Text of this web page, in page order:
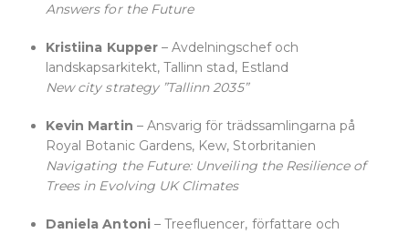
Answers for the Future
Kristiina Kupper– Avdelningschef och
landskapsarkitekt, Tallinn stad, Estland
New city strategy ”Tallinn 2035”
Kevin Martin – Ansvarig för trädssamlingarna på
Royal Botanic Gardens, Kew, Storbritanien
Navigating the Future: Unveiling the Resilience of
Trees in Evolving UK Climates
Daniela Antoni– Treefluencer, författare och